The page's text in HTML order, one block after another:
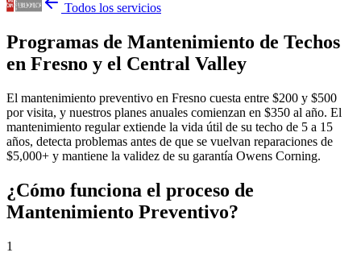
Todos los servicios
Programas de Mantenimiento de Techos
en Fresno y el Central Valley
El mantenimiento preventivo en Fresno cuesta entre $200 y $500
por visita, y nuestros planes anuales comienzan en $350 al año. El
mantenimiento regular extiende la vida útil de su techo de 5 a 15
años, detecta problemas antes de que se vuelvan reparaciones de
$5,000+ y mantiene la validez de su garantía Owens Corning.
¿Cómo funciona el proceso de
Mantenimiento Preventivo?
1